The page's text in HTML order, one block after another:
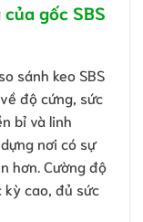
gốc SBS
sánh keo SBS
độ cứng, sức
bỉ và linh
nơi có sự
hơn. Cường độ
kỳ cao, đủ sức